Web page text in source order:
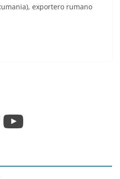
exportero rumano
YouTube